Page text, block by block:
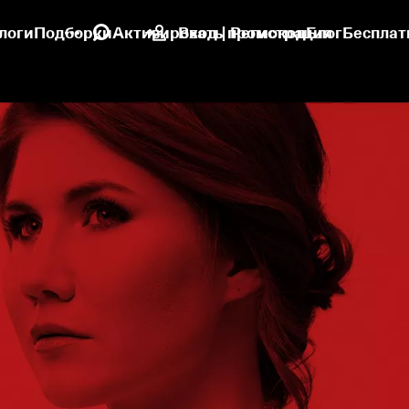
ПодборкиАктивировать промокодБлог
Вход | Регистрация